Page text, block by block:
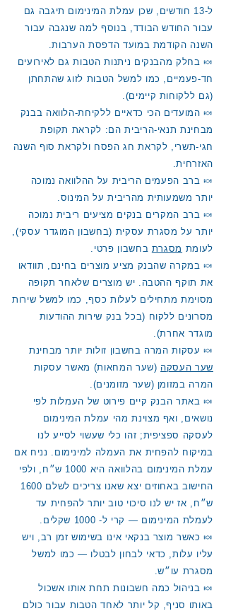
ל-13 חודשים, שכן עמלת המינימום תיגבה גם
עבור החודש הבודד, בנוסף למה שנגבה עבור
השנה הקודמת במועד הדפסת הערבות.
🍬 בחלק מהבנקים ניתנות הטבות גם לאירועים
חד-פעמיים, כמו למשל הטבות לזוג שהתחתן
(גם ללקוחות קיימים).
🍬 המועדים הכי כדאיים ללקיחת-הלוואה בבנק
מבחינת תנאי-הריבית הם: לקראת תקופת
חגי-תשרי, לקראת חג הפסח ולקראת סוף השנה
האזרחית.
🍬 ברב הפעמים הריבית על ההלוואה נמוכה
יותר משמעותית מהריבית על המינוס.
🍬 ברב המקרים בנקים מציעים ריבית נמוכה
יותר על מסגרת עסקית (בחשבון המוגדר עסקי),
לעומת מסגרת בחשבון פרטי.
🍬 במקרה שהבנק מציע מוצרים בחינם, תוודאו
את תוקף ההטבה. יש מוצרים שלאחר תקופה
מסוימת מתחילים לעלות כסף, כמו למשל שירות
מסרונים ללקוח (בכל בנק שירות ההודעות
מוגדר אחרת).
🍬 עסקות המרה בחשבון זולות יותר מבחינת
שער העסקה (שער המחאות) מאשר עסקות
המרה במזומן (שער מזומנים).
🍬 באתר הבנק קיים פירוט של העמלות לפי
נושאים, ואף מצוינת מהי עמלת המינימום
לעסקה ספציפית; זהו כלי שעשוי לסייע לנו
במיקוח להפחית את העמלה למינימום. נניח אם
עמלת המינימום בהלוואה היא 1000 ש״ח, ולפי
החישוב באחוזים יצא שאנו צריכים לשלם 1600
ש״ח, אז יש לנו סיכוי טוב יותר להפחית עד
לעמלת המינימום — קרי ל- 1000 שקלים.
🍬 כאשר מוצר בנקאי אינו בשימוש זמן רב, ויש
עליו עלות, כדאי לבחון לבטלו — כמו למשל
מסגרת עו״ש.
🍬 בניהול כמה חשבונות תחת אותו אשכול
באותו סניף, קל יותר לאחד הטבות עבור כולם